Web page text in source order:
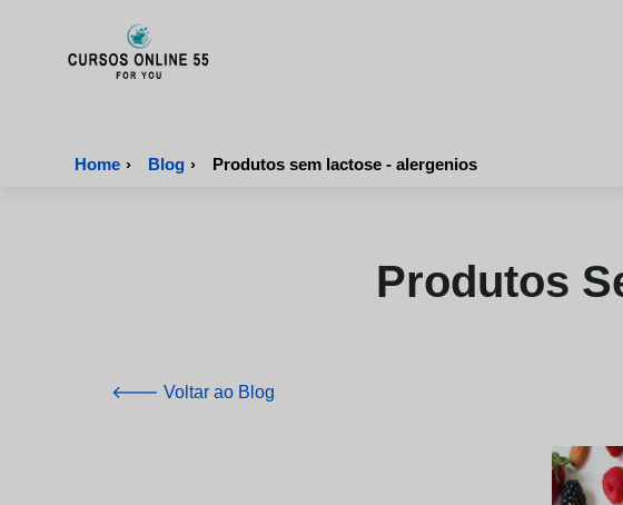
Home › Blog › Produtos sem lactose - alergenios
Produtos
🡐 Voltar ao Blog